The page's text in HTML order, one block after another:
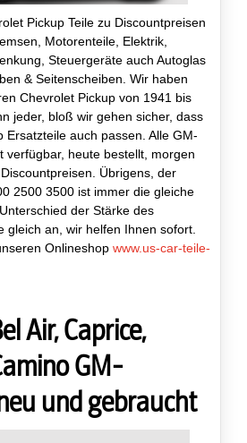
Pickup Teile zu Discountpreisen
Motorenteile, Elektrik,
Steuergeräte auch Autoglas
& Seitenscheiben. Wir haben
Chevrolet Pickup von 1941 bis
jeder, bloß wir gehen sicher, dass
Ersatzteile auch passen. Alle GM-
verfügbar, heute bestellt, morgen
Übrigens, der
2500 3500 ist immer die gleiche
der Stärke des
gleich an, wir helfen Ihnen sofort.
Onlineshopwww.us-car-teile-
Air, Caprice,
GM-
und gebraucht